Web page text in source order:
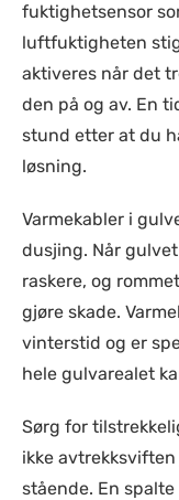
fuktighetsensor
luftfuktigheten
aktiveres når det
den på og av. En
stund etter at du
løsning.
Varmekabler i
dusjing. Når
raskere, og
gjøre skade.
vinterstid og er
hele gulvarealet
Sørg for
ikke
stående. En